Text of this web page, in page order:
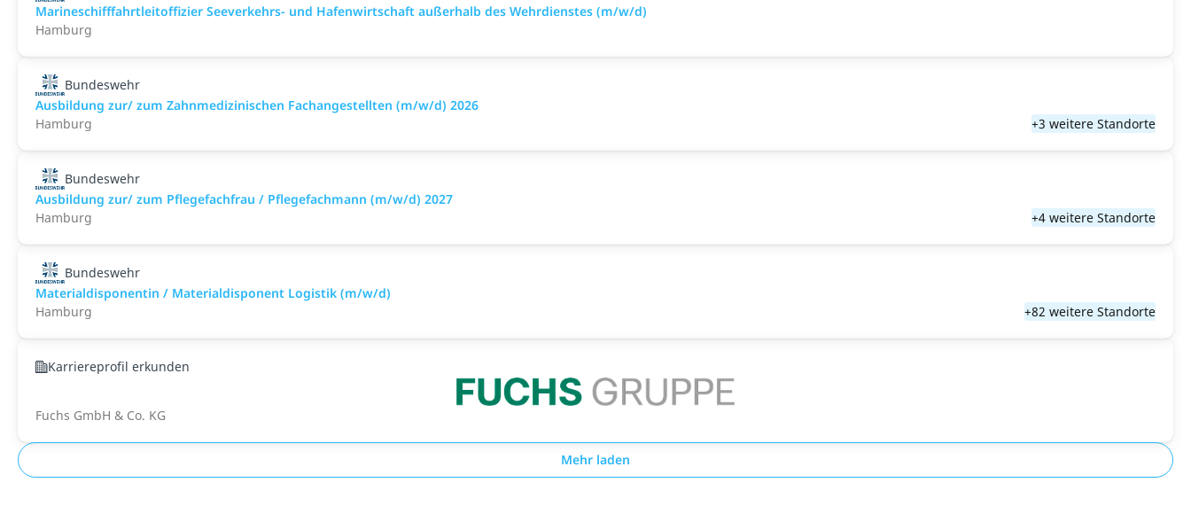
Marineschifffahrtleitoffizier Seeverkehrs- und Hafenwirtschaft außerhalb des Wehrdienstes (m/w/d)
Hamburg
Bundeswehr
Ausbildung zur/ zum Zahnmedizinischen Fachangestellten (m/w/d) 2026
Hamburg
+3 weitere Standorte
Bundeswehr
Ausbildung zur/ zum Pflegefachfrau / Pflegefachmann (m/w/d) 2027
Hamburg
+4 weitere Standorte
Bundeswehr
Materialdisponentin / Materialdisponent Logistik (m/w/d)
Hamburg
+82 weitere Standorte
Karriereprofil erkunden
Fuchs GmbH & Co. KG
Mehr laden